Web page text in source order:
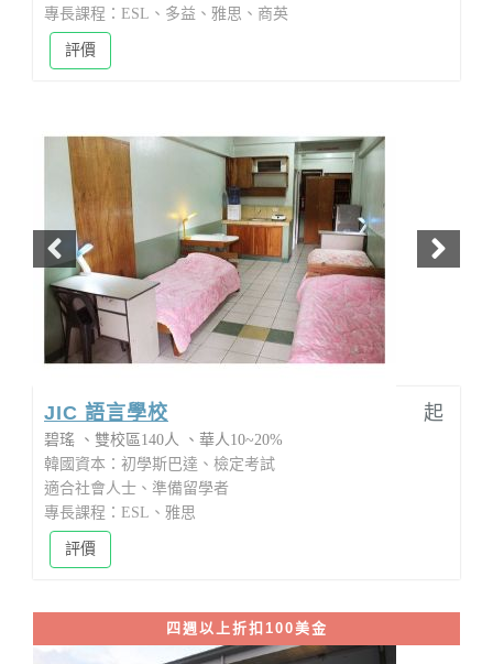
專長課程：ESL、多益、雅思、商英
評價
JIC 語言學校 起
碧瑤 雙校區140人
華人10~20%
韓國資本：初學斯巴達、檢定考試
適合社會人士、準備留學者
專長課程：ESL、雅思
評價
四週以上折扣100美金